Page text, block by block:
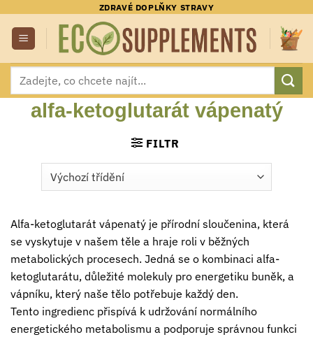
obsah
ZDRAVÉ DOPLŇKY STRAVY
Hledat:
alfa-ketoglutarát vápenatý
FILTR
Alfa-ketoglutarát vápenatý je přírodní sloučenina, která
se vyskytuje v našem těle a hraje roli v běžných
metabolických procesech. Jedná se o kombinaci alfa-
ketoglutarátu, důležité molekuly pro energetiku buněk, a
vápníku, který naše tělo potřebuje každý den.
Tento ingredienc přispívá k udržování normálního
energetického metabolismu a podporuje správnou funkci